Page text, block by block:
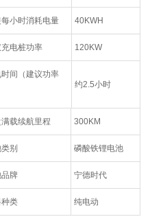
小时消耗电量 40KWH
电桩功率 120KW
时间（建议功率
约2.5小时
满载续航里程 300KM
别 磷酸铁锂电池
品牌 宁德时代
类 纯电动